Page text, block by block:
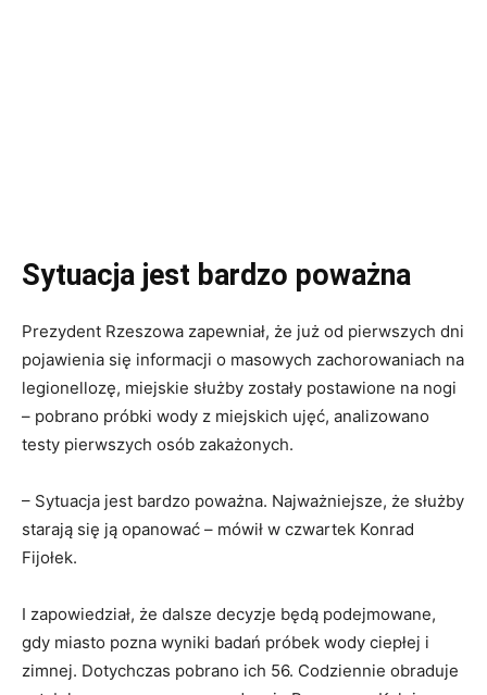
Sytuacja jest bardzo poważna
Prezydent Rzeszowa zapewniał, że już od pierwszych dni
pojawienia się informacji o masowych zachorowaniach na
legionellozę, miejskie służby zostały postawione na nogi
– pobrano próbki wody z miejskich ujęć, analizowano
testy pierwszych osób zakażonych.
– Sytuacja jest bardzo poważna. Najważniejsze, że służby
starają się ją opanować – mówił w czwartek Konrad
Fijołek.
I zapowiedział, że dalsze decyzje będą podejmowane,
gdy miasto pozna wyniki badań próbek wody ciepłej i
zimnej. Dotychczas pobrano ich 56. Codziennie obraduje